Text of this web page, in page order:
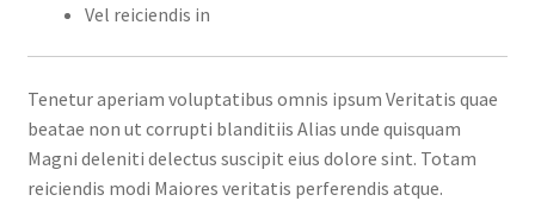
Vel reiciendis in
Tenetur aperiam voluptatibus omnis ipsum Veritatis quae
beatae non ut corrupti blanditiis Alias unde quisquam
Magni deleniti delectus suscipit eius dolore sint. Totam
reiciendis modi Maiores veritatis perferendis atque.